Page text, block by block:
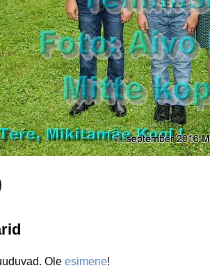
Ole esimene!